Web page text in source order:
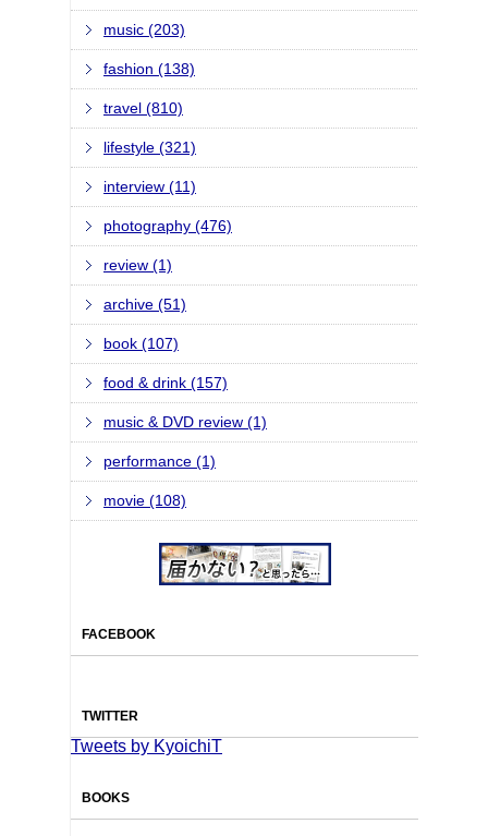
music (203)
fashion (138)
travel (810)
lifestyle (321)
interview (11)
photography (476)
review (1)
archive (51)
book (107)
food & drink (157)
music & DVD review (1)
performance (1)
movie (108)
FACEBOOK
TWITTER
Tweets by KyoichiT
BOOKS